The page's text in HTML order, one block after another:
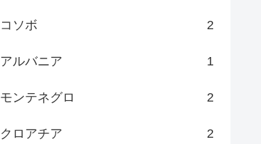
コソボ 2
アルバニア 1
モンテネグロ 2
クロアチア 2